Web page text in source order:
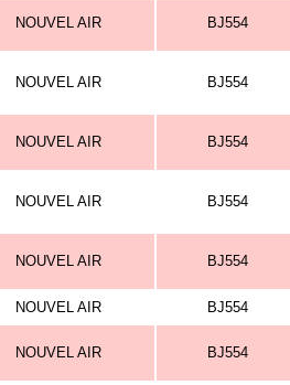
NOUVEL AIR BJ554
NOUVEL AIR BJ554
NOUVEL AIR BJ554
NOUVEL AIR BJ554
NOUVEL AIR BJ554
NOUVEL AIR BJ554
NOUVEL AIR BJ554